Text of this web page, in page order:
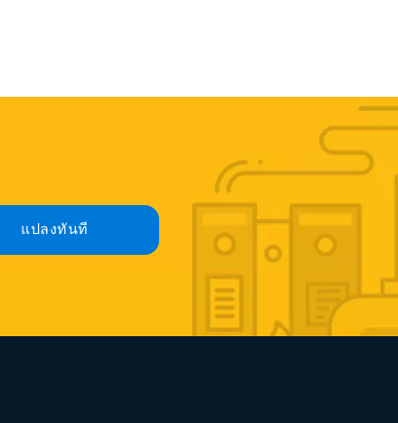
แปลงทันที